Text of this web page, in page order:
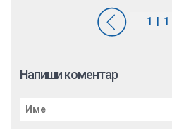
Напиши коментар